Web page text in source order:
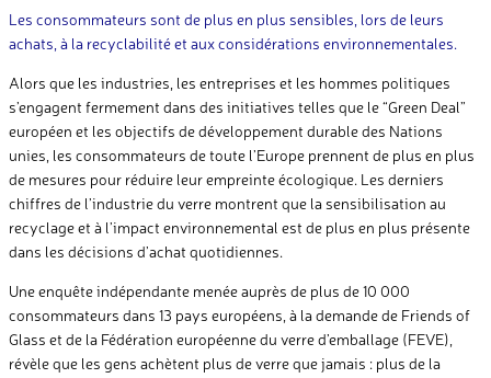
Les consommateurs sont de plus en plus sensibles, lors de leurs
achats, à la recyclabilité et aux considérations environnementales.
Alors que les industries, les entreprises et les hommes politiques
s’engagent fermement dans des initiatives telles que le “Green Deal”
européen et les objectifs de développement durable des Nations
unies, les consommateurs de toute l’Europe prennent de plus en plus
de mesures pour réduire leur empreinte écologique. Les derniers
chiffres de l’industrie du verre montrent que la sensibilisation au
recyclage et à l’impact environnemental est de plus en plus présente
dans les décisions d’achat quotidiennes.
Une enquête indépendante menée auprès de plus de 10 000
consommateurs dans 13 pays européens, à la demande de Friends of
Glass et de la Fédération européenne du verre d’emballage (FEVE),
révèle que les gens achètent plus de verre que jamais : plus de la